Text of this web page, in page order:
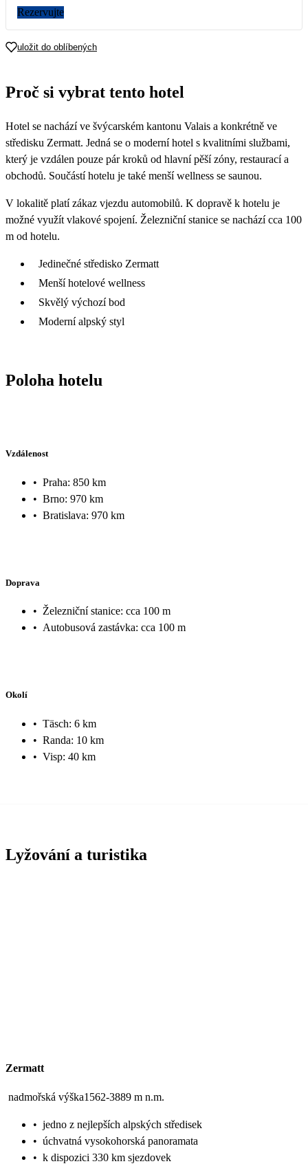
14
7 919 7 919 7 919 7 919 7 919 7 919 7 919
21 22
28
7 129
29 30
Rezervujte
uložit do oblíbených
Proč si vybrat tento hotel
Hotel se nachází ve švýcarském kantonu Valais a konkrétně ve
středisku Zermatt. Jedná se o moderní hotel s kvalitními službami,
který je vzdálen pouze pár kroků od hlavní pěší zóny, restaurací a
obchodů. Součástí hotelu je také menší wellness se saunou.
V lokalitě platí zákaz vjezdu automobilů. K dopravě k hotelu je
možné využít vlakové spojení. Železniční stanice se nachází cca 100
m od hotelu.
Jedinečné středisko Zermatt
Menší hotelové wellness
Skvělý výchozí bod
Moderní alpský styl
Poloha hotelu
Vzdálenost
• Praha: 850 km
• Brno: 970 km
• Bratislava: 970 km
Doprava
• Železniční stanice: cca 100 m
• Autobusová zastávka: cca 100 m
Okolí
• Täsch‍: 6 km
• Randa: 10 km
• Visp: 40 km
Lyžování a turistika
Zermatt
nadmořská výška1562-3889 m n.m.
• jedno z nejlepších alpských středisek
• úchvatná vysokohorská panoramata
• k dispozici 330 km sjezdovek